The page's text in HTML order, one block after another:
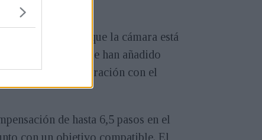
mismo tiempo que la cámara está
También se han añadido
USB C, en comparación con el
de hasta 6,5 pasos en el
con un objetivo compatible. El